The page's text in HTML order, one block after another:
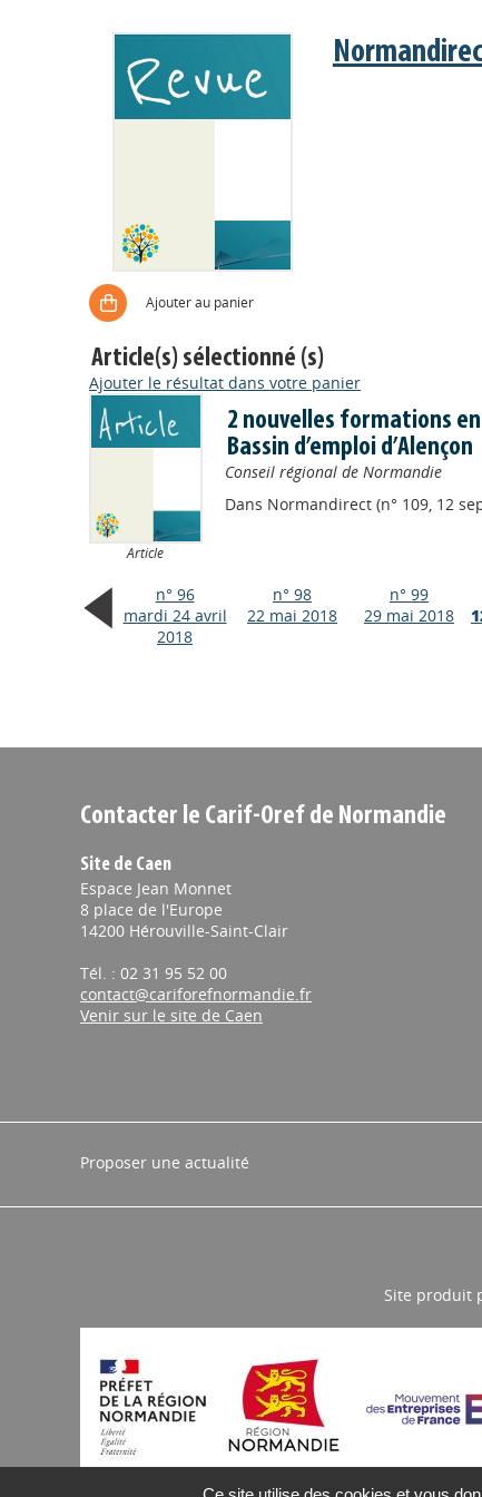
Ajouter au panier
Article(s) sélectionné (s)
Ajouter le résultat dans votre panier
Article
2 nouvelles formations
Bassin d’emploi d’Alençon
Conseil régional de Normandie
Dans Normandirect (n° 109, 12
n° 96
mardi 24 avril
2018
n° 98
22 mai 2018
n° 99
29 mai 2018
Contacter le Carif-Oref de Normandie
Site de Caen
Espace Jean Monnet
8 place de l'Europe
14200 Hérouville-Saint-Clair
Tél. : 02 31 95 52 00
contact@cariforefnormandie.fr
Venir sur le site de Caen
Proposer une actualité
Site produit